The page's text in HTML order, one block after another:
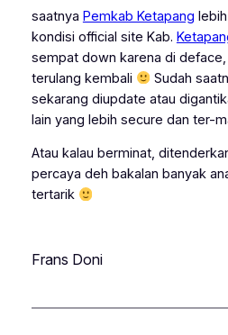
saatnya Pemkab Ketapang
kondisi official site Kab.
sempat down karena di
terulang kembali
Sudah
sekarang diupdate atau
lain yang lebih secure dan ter-
Atau kalau berminat,
percaya deh bakalan banyak
tertarik
Frans Doni